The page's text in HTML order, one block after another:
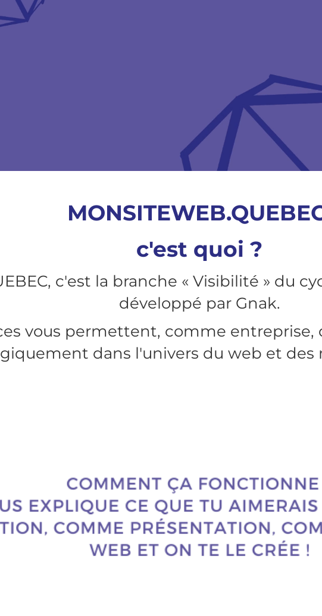
c'est quoi ?
c'est la branche « Visibilité » du
développé par Gnak.
vous permettent, comme entreprise,
dans l'univers du web et des